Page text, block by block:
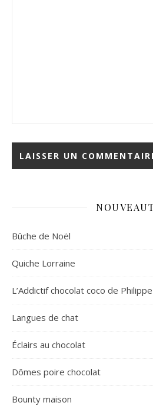
Bûche de Noël
Quiche Lorraine
L’Addictif chocolat coco de
Langues de chat
Éclairs au chocolat
Dômes poire chocolat
Bounty maison